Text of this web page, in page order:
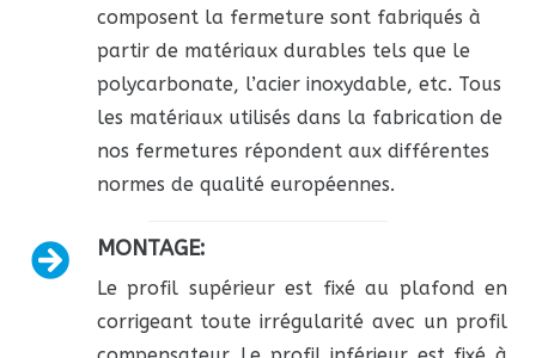
composent la fermeture sont fabriqués à
partir de matériaux durables tels que le
polycarbonate, l’acier inoxydable, etc. Tous
les matériaux utilisés dans la fabrication de
nos fermetures répondent aux différentes
normes de qualité européennes.
MONTAGE:
Le profil supérieur est fixé au plafond en
corrigeant toute irrégularité avec un profil